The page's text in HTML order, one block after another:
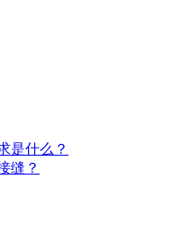
是什么？
缝？